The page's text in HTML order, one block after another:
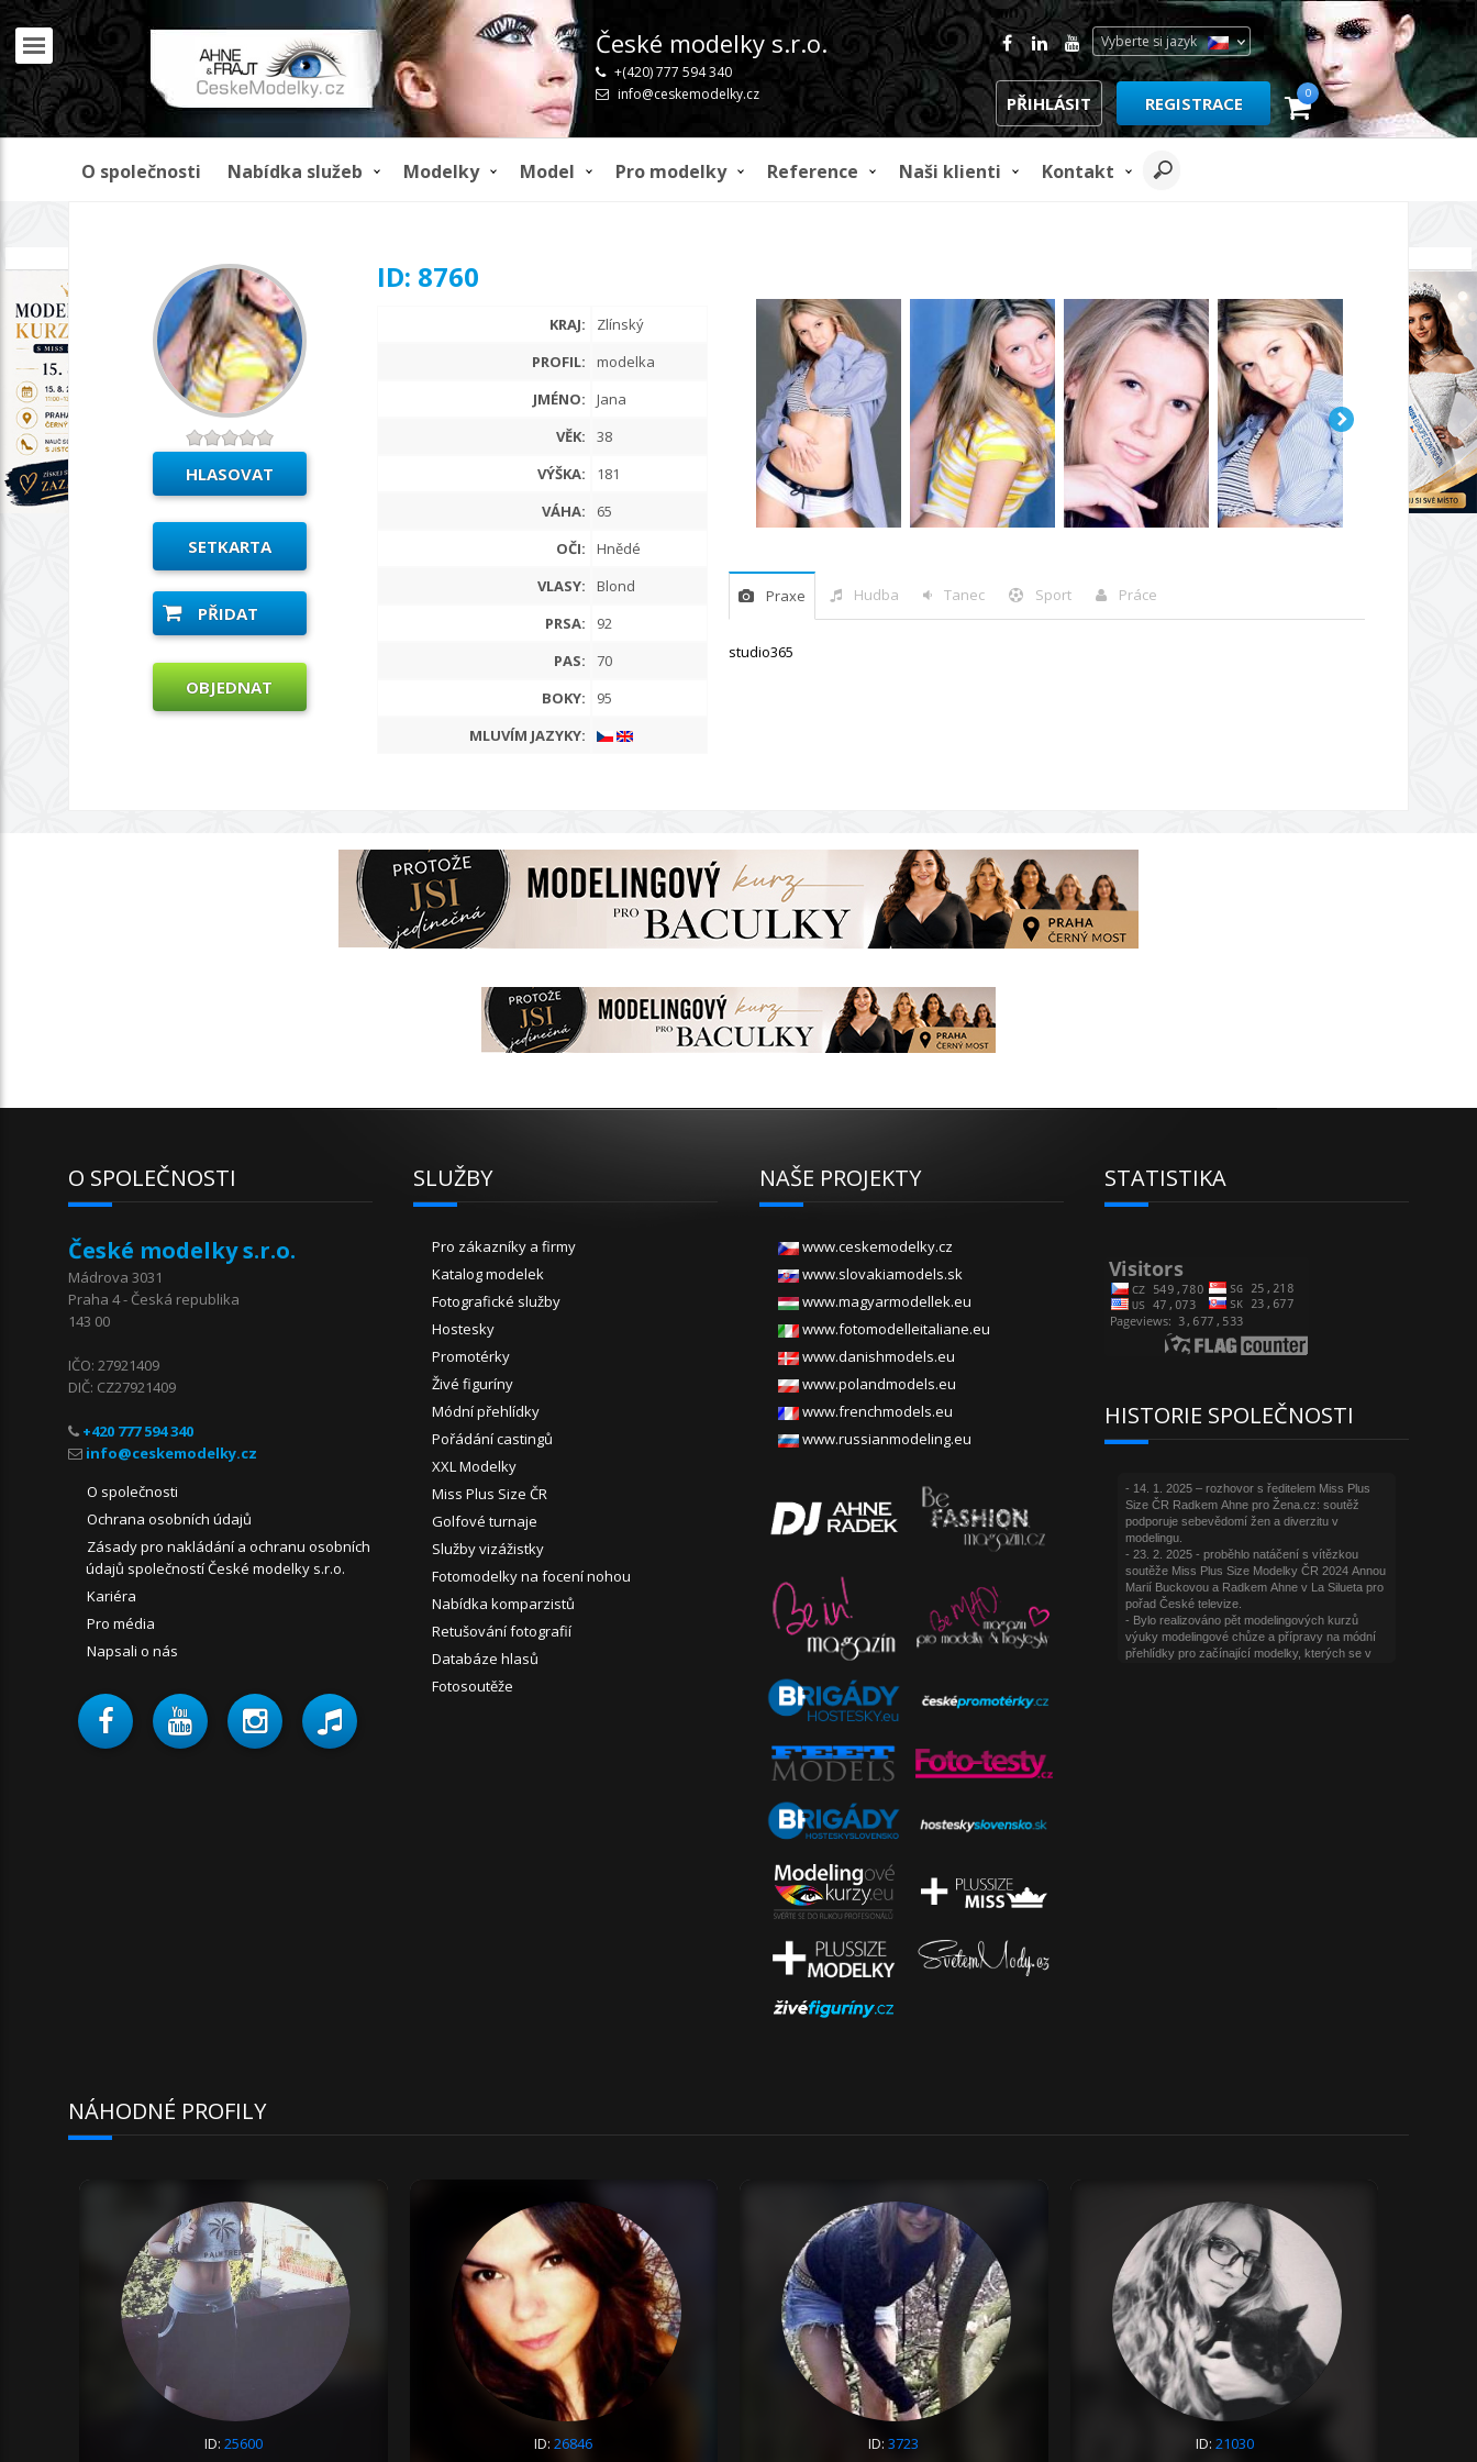
České modelky s.r.o.
+(420) 777 594 340
info@ceskemodelky.cz
Vyberte si jazyk
PŘIHLÁSIT REGISTRACE 0
O společnosti Nabídka služeb Modelky Model Pro modelky Reference Naši klienti Kontakt
SETKARTA
PŘIDAT
OBJEDNAT
ID: 8760
KRAJ:
Zlínský
PROFIL:
modelka
JMÉNO:
Jana
VĚK:
38
VÝŠKA:
181
VÁHA:
65
OČI:
Hnědé
VLASY:
Blond
PRSA:
92
PAS:
70
BOKY:
95
MLUVÍM JAZYKY:
Praxe Hudba Tanec Sport Práce
studio365
O SPOLEČNOSTI
České modelky s.r.o.
Mádrova 3031
Praha 4 - Česká republika
143 00
IČO: 27921409
DIČ: CZ27921409
+420 777 594 340
O společnosti
Ochrana osobních údajů
Zásady pro nakládání a ochranu osobních
údajů společností České modelky s.r.o.
Kariéra
Pro média
Napsali o nás
SLUŽBY
Pro zákazníky a firmy
Katalog modelek
Fotografické služby
Hostesky
Promotérky
Živé figuríny
Módní přehlídky
Pořádání castingů
XXL Modelky
Miss Plus Size ČR
Golfové turnaje
Služby vizážistky
Fotomodelky na focení nohou
Nabídka komparzistů
Retušování fotografií
Databáze hlasů
Fotosoutěže
NAŠE PROJEKTY
www.ceskemodelky.cz
www.slovakiamodels.sk
www.magyarmodellek.eu
www.fotomodelleitaliane.eu
www.danishmodels.eu
www.polandmodels.eu
www.frenchmodels.eu
www.russianmodeling.eu
STATISTIKA
HISTORIE SPOLEČNOSTI
NÁHODNÉ PROFILY
ID: 25600 ID:26846 ID:3723 ID: 21030